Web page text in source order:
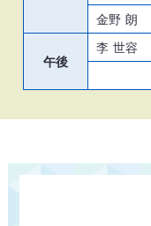
金野 朗
午後
李 世容